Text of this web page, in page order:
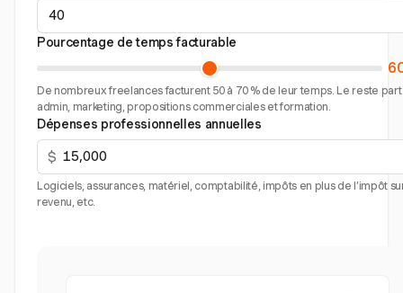
Pourcentage de temps facturable
De nombreux freelances facturent 50 à 70 % de leur temps. Le reste
admin, marketing, propositions commerciales et formation.
Dépenses professionnelles annuelles
$
Logiciels, assurances, matériel, comptabilité, impôts en plus de l’impôt
revenu, etc.